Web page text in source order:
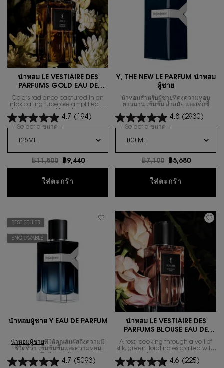
น้ำหอม LE VESTIAIRE DES
PARFUMS GOLD EAU DE
PARFUM
Gold’s radiance captured in an
intoxicating tuberose amplified by
4.7 (194)
Select a ขนาด for น้ำหอม LE VESTIAIRE DES PARFUMS GOLD EAU DE
ราคาเก่า
฿11,800 ราคาใหม่
฿9,440
ใส่ตะกร้า น้ำหอม LE VESTIAIRE DES PARFUMS
Y, THE NEW LE PARFUM น้ำหอม
ผู้ชาย
น้ำหอมสำหรับผู้ชายที่คงความหอม
ยาวนาน เข้มข้น ล้ำสมัย และเซ็กซี่
4.8 (2930)
Select a ขนาด for Y, THE NEW LE
ราคาเก่า
฿7,100 ราคาใหม่
฿5,680
ใส่ตะกร้า
BEST SELLER
ENGRAVABLE
นํ้าหอมผู้ชาย Y EAU DE PARFUM
น้ำหอมผู้ชายที่ให้คุณสัมผัสถึงความมี
ชีวิตชีวา เข้มข้นขึ้นและความหอม
4.7 (5093)
น้ำหอม LE VESTIAIRE DES
PARFUMS BLOUSE EAU DE
PARFUM
A rose peeking through a veil of
silk, green floral notes crafted with
4.6 (225)